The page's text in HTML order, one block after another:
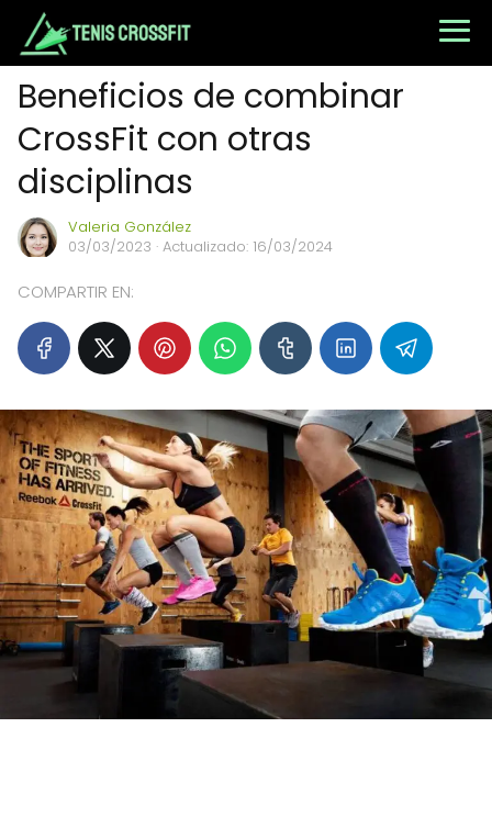
Beneficios de combinar
CrossFit con otras
disciplinas
Valeria González
03/03/2023 · Actualizado: 16/03/2024
COMPARTIR EN: